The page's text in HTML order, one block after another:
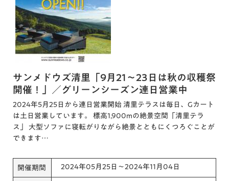
サンメドウズ清里「9月21～23日は秋の収穫祭
開催！」／グリーンシーズン連日営業中
2024年5月25日から連日営業開始 清里テラスは毎日、Gカート
は土日営業しています。 標高1,900mの絶景空間「清里テラ
ス」 大型ソファに寝転がりながら絶景とともにくつろぐことが
できます…
開催期間 2024年05月25日～2024年11月04日